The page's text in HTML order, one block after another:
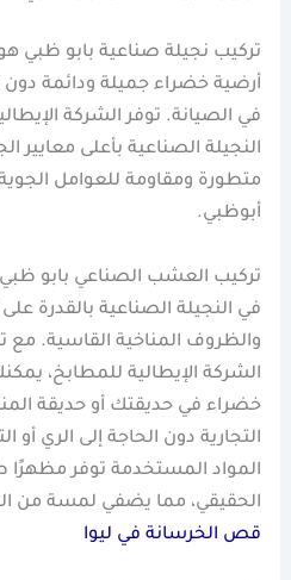
تركيب نجيلة صناعية بابو ظبي
أرضية خضراء جميلة ودائمة دون
في الصيانة. توفر الشركة
النجيلة الصناعية بأعلى
متطورة ومقاومة للعوامل الجوية
أبوظبي.
تركيب العشب الصناعي بابو
في النجيلة الصناعية بالقدرة
والظروف المناخية القاسية. مع
الشركة الإيطالية للمطابخ،
خضراء في حديقتك أو حديقة
التجارية دون الحاجة إلى الري أو
المواد المستخدمة توفر
الحقيقي، مما يضفي لمسة من
قص الخرسانة في ليوا